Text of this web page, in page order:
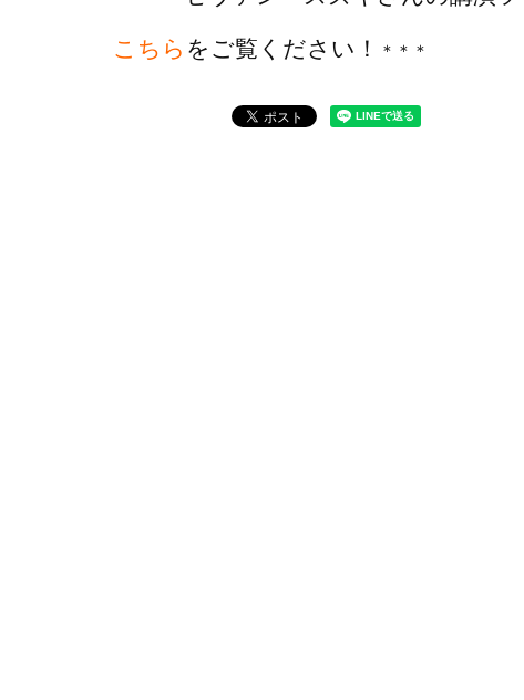
こちら をご覧ください！ ＊＊＊